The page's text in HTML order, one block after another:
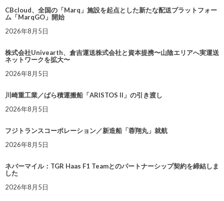
CBcloud、全国の「Marq」施設を起点とした新たな配送プラットフォー
ム「MarqGO」開始
2026年8月5日
株式会社Univearth、倉吉運送株式会社と資本提携〜山陰エリアへ実運送
ネットワークを拡大〜
2026年8月5日
川崎重工業／ばら積運搬船「ARISTOS II」の引き渡し
2026年8月5日
フジトランスコーポレーション／新造船「蓉翔丸」就航
2026年8月5日
ネバーマイル：TGR Haas F1 Teamとのパートナーシップ契約を締結しま
した
2026年8月5日